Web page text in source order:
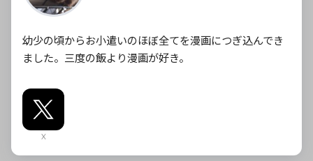
幼少の頃からお小遣いのほぼ全てを漫画につぎ込んでき
ました。三度の飯より漫画が好き。
X